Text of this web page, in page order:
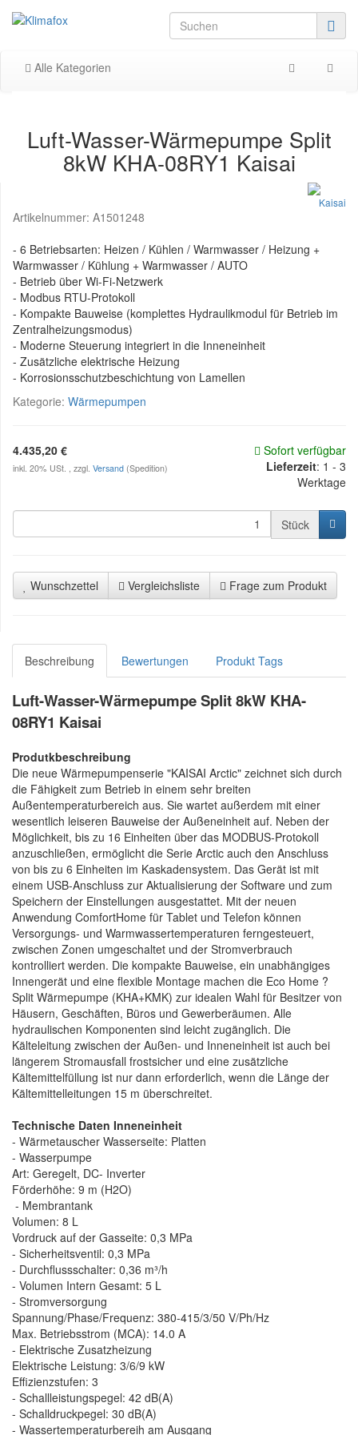
Alle Kategorien
Luft-Wasser-Wärmepumpe Split
8kW KHA-08RY1 Kaisai
Artikelnummer: A1501248
- 6 Betriebsarten: Heizen / Kühlen / Warmwasser / Heizung +
Warmwasser / Kühlung + Warmwasser / AUTO
- Betrieb über Wi-Fi-Netzwerk
- Modbus RTU-Protokoll
- Kompakte Bauweise (komplettes Hydraulikmodul für Betrieb im
Zentralheizungsmodus)
- Moderne Steuerung integriert in die Inneneinheit
- Zusätzliche elektrische Heizung
- Korrosionsschutzbeschichtung von Lamellen
Kategorie: Wärmepumpen
4.435,20 €
inkl. 20% USt. , zzgl. Versand (Spedition)
Sofort verfügbar
Lieferzeit: 1 - 3
Werktage
Stück
Wunschzettel Vergleichsliste Frage zum Produkt
Beschreibung Bewertungen Produkt Tags
Luft-Wasser-Wärmepumpe Split 8kW KHA-
08RY1 Kaisai
Produtkbeschreibung
Die neue Wärmepumpenserie "KAISAI Arctic" zeichnet sich durch
die Fähigkeit zum Betrieb in einem sehr breiten
Außentemperaturbereich aus. Sie wartet außerdem mit einer
wesentlich leiseren Bauweise der Außeneinheit auf. Neben der
Möglichkeit, bis zu 16 Einheiten über das MODBUS-Protokoll
anzuschließen, ermöglicht die Serie Arctic auch den Anschluss
von bis zu 6 Einheiten im Kaskadensystem. Das Gerät ist mit
einem USB-Anschluss zur Aktualisierung der Software und zum
Speichern der Einstellungen ausgestattet. Mit der neuen
Anwendung ComfortHome für Tablet und Telefon können
Versorgungs- und Warmwassertemperaturen ferngesteuert,
zwischen Zonen umgeschaltet und der Stromverbrauch
kontrolliert werden. Die kompakte Bauweise, ein unabhängiges
Innengerät und eine flexible Montage machen die Eco Home ?
Split Wärmepumpe (KHA+KMK) zur idealen Wahl für Besitzer von
Häusern, Geschäften, Büros und Gewerberäumen. Alle
hydraulischen Komponenten sind leicht zugänglich. Die
Kälteleitung zwischen der Außen- und Inneneinheit ist auch bei
längerem Stromausfall frostsicher und eine zusätzliche
Kältemittelfüllung ist nur dann erforderlich, wenn die Länge der
Kältemittelleitungen 15 m überschreitet.
Technische Daten Inneneinheit
- Wärmetauscher Wasserseite: Platten
- Wasserpumpe
Art: Geregelt, DC- Inverter
Förderhöhe: 9 m (H2O)
- Membrantank
Volumen: 8 L
Vordruck auf der Gasseite: 0,3 MPa
- Sicherheitsventil: 0,3 MPa
- Durchflussschalter: 0,36 m³/h
- Volumen Intern Gesamt: 5 L
- Stromversorgung
Spannung/Phase/Frequenz: 380-415/3/50 V/Ph/Hz
Max. Betriebsstrom (MCA): 14.0 A
- Elektrische Zusatzheizung
Elektrische Leistung: 3/6/9 kW
Effizienzstufen: 3
- Schallleistungspegel: 42 dB(A)
- Schalldruckpegel: 30 dB(A)
- Wassertemperaturbereih am Ausgang